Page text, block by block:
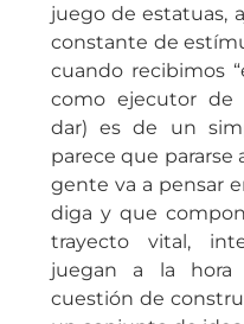
juego de estatuas,
constante de
cuando recibimos
como ejecutor de
dar) es de un
parece que pararse
gente va a pensar
diga y que
trayecto vital,
juegan a la hora
cuestión de